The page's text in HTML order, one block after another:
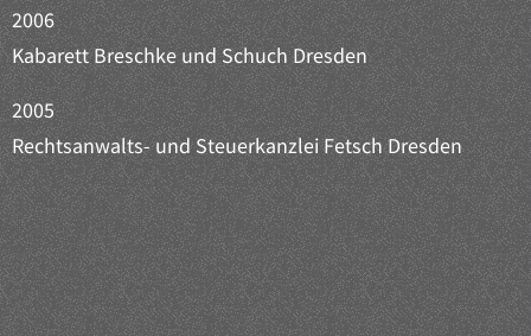
2006
Kabarett Breschke und Schuch Dresden
2005
Rechtsanwalts- und Steuerkanzlei Fetsch Dresden